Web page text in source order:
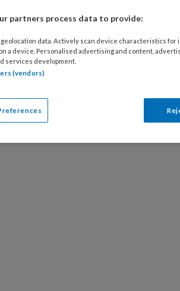
van ervaringskennis in de ggz
professional je ervaringskennis
binnen een specifiek kader. En
kennis kan veel goeds opleveren
partners process data to provide:
data. Actively scan device characteristics for
a device. Personalised advertising and content,
services development.
(vendors)